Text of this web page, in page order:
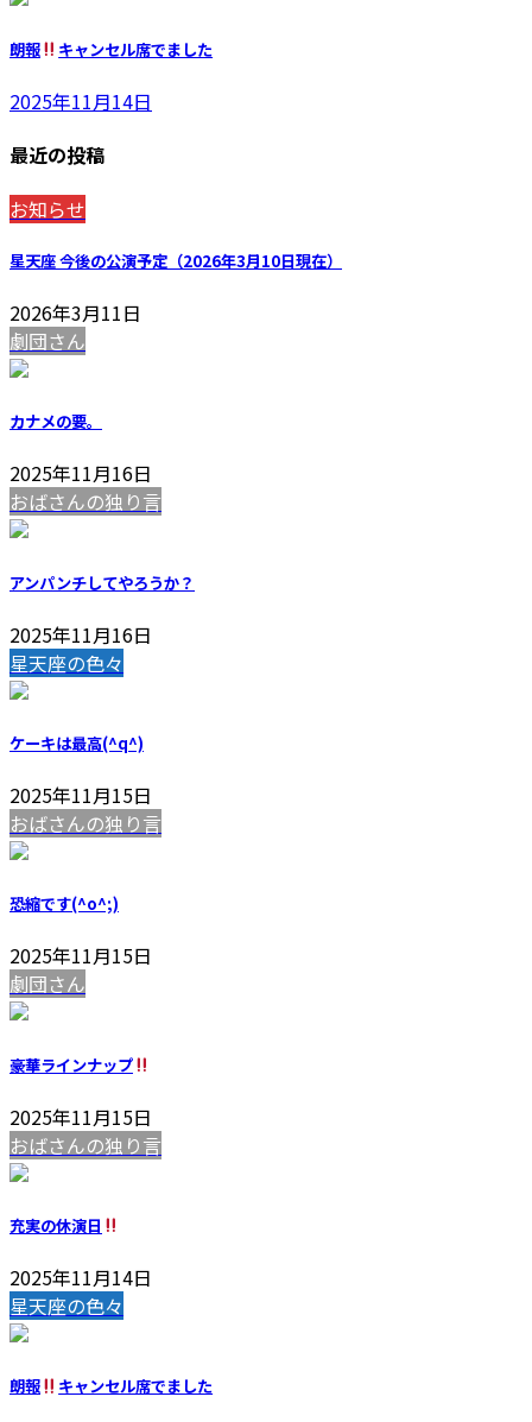
朗報 キャンセル席でました
2025年11月14日
最近の投稿
お知らせ
星天座 今後の公演予定（2026年3月10日現在）
2026年3月11日
劇団さん
カナメの要。
2025年11月16日
おばさんの独り言
アンパンチしてやろうか？
2025年11月16日
星天座の色々
ケーキは最高(^q^)
2025年11月15日
おばさんの独り言
恐縮です(^o^;)
2025年11月15日
劇団さん
豪華ラインナップ
2025年11月15日
おばさんの独り言
充実の休演日
2025年11月14日
星天座の色々
朗報 キャンセル席でました